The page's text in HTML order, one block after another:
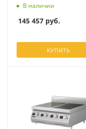
В наличии
145 457 руб.
КУПИТЬ